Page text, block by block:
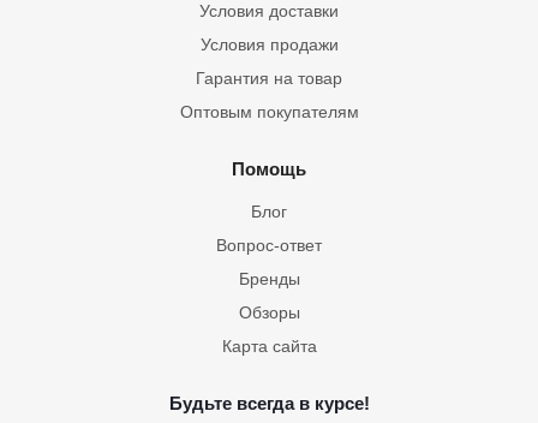
Условия доставки
Условия продажи
Гарантия на товар
Оптовым покупателям
Помощь
Блог
Вопрос-ответ
Бренды
Обзоры
Карта сайта
Будьте всегда в курсе!